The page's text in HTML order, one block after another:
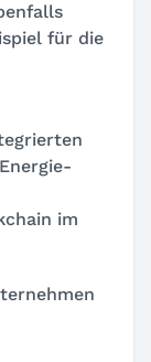
für die
im